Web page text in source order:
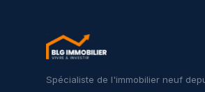
Spécialiste de l'immobilier neuf